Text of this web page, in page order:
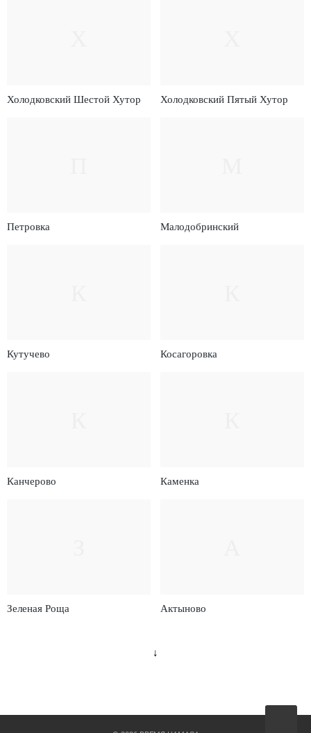
Холодковский Шестой Хутор Холодковский Пятый Хутор
Петровка Малодобринский
Кутучево Косагоровка
Канчерово Каменка
Зеленая Роща Актыново
↓